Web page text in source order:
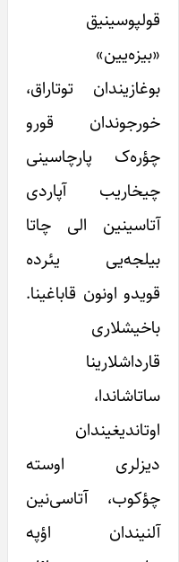
قولپوسینیق
«بیزه‌یین»
بوغازیندان توتاراق،
خورجوندان قورو
چؤره‌ک پارچاسینی
چیخاریب آپاردی
آتاسینین الی چاتا
بیلجه‌یی یئرده
قویدو اونون قاباغینا.
باخیشلاری
قارداشلارینا
ساتاشاندا،
اوتاندیغیندان
دیزلری اوسته
چؤکوب، آتاسی‌نین
آلنیندان اؤپه